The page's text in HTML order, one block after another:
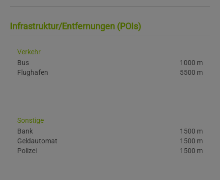
Infrastruktur/Entfernungen (POIs)
Verkehr
Bus
1000 m
Flughafen
5500 m
Sonstige
Bank
1500 m
Geldautomat
1500 m
Polizei
1500 m